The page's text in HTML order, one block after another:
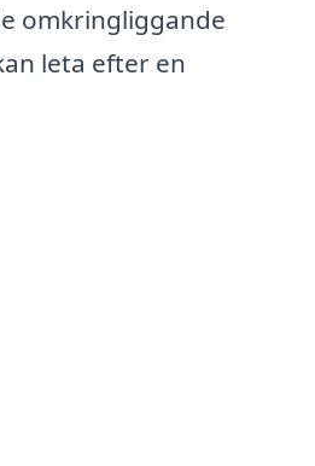
omkringliggande
leta efter en